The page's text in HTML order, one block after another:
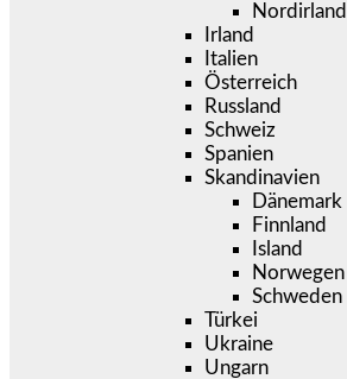
Nordirland
Irland
Italien
Österreich
Russland
Schweiz
Spanien
Skandinavien
Dänemark
Finnland
Island
Norwegen
Schweden
Türkei
Ukraine
Ungarn